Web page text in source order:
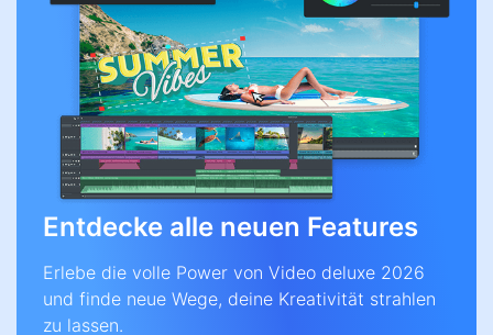
Entdecke alle neuen Features
Erlebe die volle Power von Video deluxe 2026
und finde neue Wege, deine Kreativität strahlen
zu lassen.